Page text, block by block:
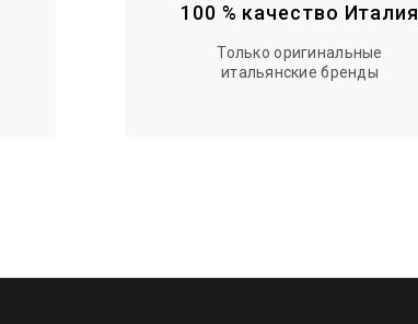
100 % качество Италия
Только оригинальные
итальянские бренды